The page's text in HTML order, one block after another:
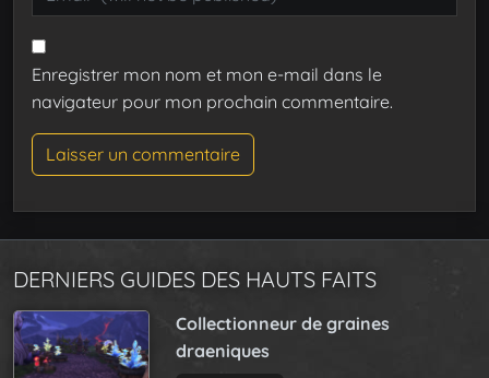
Enregistrer mon nom et mon e-mail dans le
navigateur pour mon prochain commentaire.
DERNIERS GUIDES DES HAUTS FAITS
Collectionneur de graines
draeniques